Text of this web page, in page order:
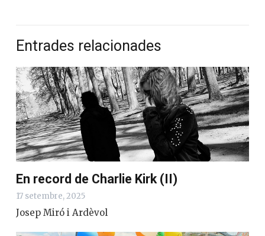
Entrades relacionades
En record de Charlie Kirk (II)
17 setembre, 2025
Josep Miró i Ardèvol